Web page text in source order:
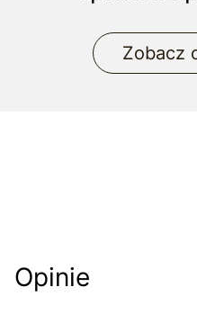
Zobacz
Opinie